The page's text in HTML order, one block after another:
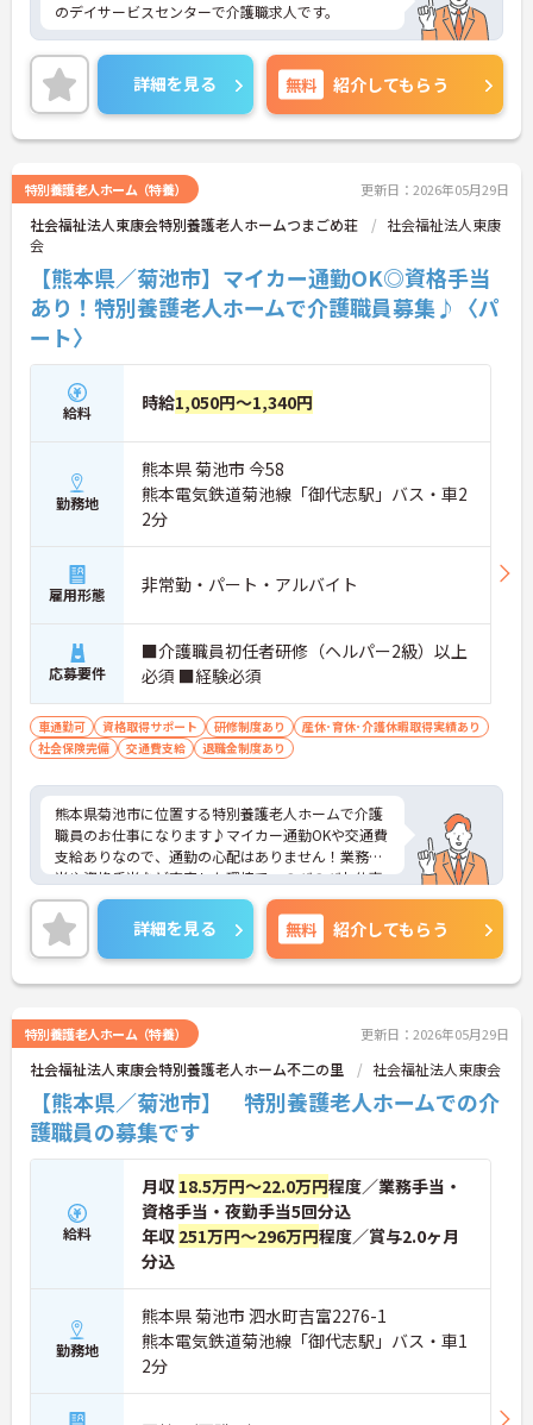
のデイサービスセンターで介護職求人です。
詳細を見る 無料 紹介してもらう
特別養護老人ホーム（特養） 更新日：2026年05月29日
社会福祉法人東康会特別養護老人ホームつまごめ荘
社会福祉法人東康
会
【熊本県／菊池市】マイカー通勤OK◎資格手当
あり！特別養護老人ホームで介護職員募集♪〈パ
ート〉
給料 時給1,050円～1,340円
勤務地
熊本県 菊池市 今58
熊本電気鉄道菊池線「御代志駅」バス・車2
2分
雇用形態 非常勤・パート・アルバイト
応募要件
■介護職員初任者研修（ヘルパー2級）以上
必須 ■経験必須
車通勤可 資格取得サポート 研修制度あり
産休･育休･介護休暇取得実績あり
社会保険完備
交通費支給 退職金制度あり
熊本県菊池市に位置する特別養護老人ホームで介護
職員のお仕事になります♪マイカー通勤OKや交通費
支給ありなので、通勤の心配はありません！業務手
当や資格手当など充実した環境で、のびのびお仕事
できます！ご興味ある方は面接ポイントをお伝えし
ますので、お気軽にお問い合わせください♪
詳細を見る 無料 紹介してもらう
特別養護老人ホーム（特養） 更新日：2026年05月29日
社会福祉法人東康会特別養護老人ホーム不二の里 社会福祉法人東康会
【熊本県／菊池市】 特別養護老人ホームでの介
護職員の募集です
給料
月収 18.5万円～22.0万円程度／業務手当・
資格手当・夜勤手当5回分込
年収 251万円～296万円程度／賞与2.0ヶ月
分込
勤務地
熊本県 菊池市 泗水町吉富2276-1
熊本電気鉄道菊池線「御代志駅」バス・車1
2分